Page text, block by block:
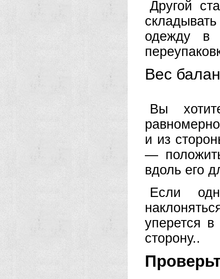
Другой
одежду в
Вес
Вы
и из
—
вдоль его
Если
уперется
сторону..